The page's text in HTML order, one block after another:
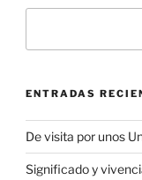
ENTRADAS
De visita por unos
Significado y